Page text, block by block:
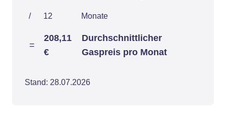
/ 12 Monate
=
208,11
€
Durchschnittlicher
Gaspreis pro Monat
Stand: 28.07.2026